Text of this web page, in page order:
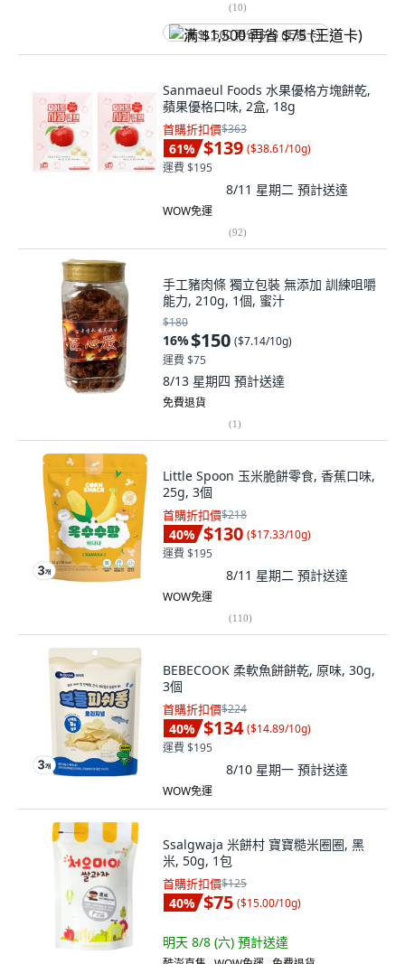
(10)
满 $1,500 再省 $75 (王道卡)
Sanmaeul Foods 水果優格方塊餅乾,
蘋果優格口味, 2盒, 18g
首購折扣價$363
61% $139 ($38.61/10g)
運費 $195
8/11 星期二 預計送達
WOW免運
(92)
手工豬肉條 獨立包裝 無添加 訓練咀嚼
能力, 210g, 1個, 蜜汁
$180
16%$150 ($7.14/10g)
運費 $75
8/13 星期四 預計送達
免費退貨
(1)
Little Spoon 玉米脆餅零食, 香蕉口味,
25g, 3個
首購折扣價$218
40% $130 ($17.33/10g)
運費 $195
8/11 星期二 預計送達
WOW免運
(110)
BEBECOOK 柔軟魚餅餅乾, 原味, 30g,
3個
首購折扣價$224
40% $134 ($14.89/10g)
運費 $195
8/10 星期一 預計送達
WOW免運
Ssalgwaja 米餅村 寶寶糙米圈圈, 黑
米, 50g, 1包
首購折扣價$125
40% $75 ($15.00/10g)
明天 8/8 (六) 預計送達